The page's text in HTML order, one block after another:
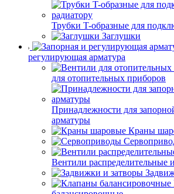
Трубки T-образные для
Заглушки
регулирующая арматура
для отопительных приборов
Принадлежности для
арматуры
Краны
Вентили распределительные